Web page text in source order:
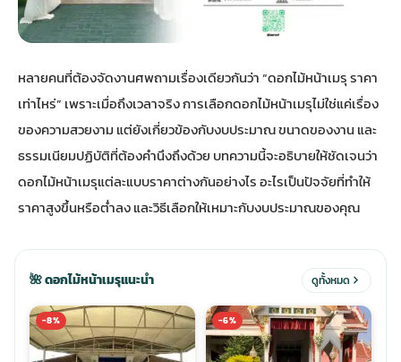
จัดดอกไม้หน้ารูป
จัดดอกไม้หน้าโลง
ดอกไม้ศพ
ดอกไม้งานศพ ส่งด่วน
ดอกไม้งานศพ ปากคลองตลาด
พวงหรีดพระราม 2
พวงหรีด ปากคลองตลาด
พวงหรีดราคาถูก
พวงหรีดดอกไม้สด
สั่งพวงหรีด ออนไลน์
มรุ กรุงเทพ
มรุ ราคาถูก
ม้หน้าเมรุ
ะดับเมรุ
มรุ ออนไลน์
ไม้งานแต่ง แบบสวยๆ
ร้านพวงหรีดพัดลม
พวงหรีดพัดลม ปากคลองตลาด
พวงหรีดพัดลม แบบสวยๆ
จัดงานศพ วัด
ขั้นตอนจัดงานศพ
จัดงานศพ ราคาถูก
หลายคนที่ต้องจัดงานศพถามเรื่องเดียวกันว่า “ดอกไม้หน้าเมรุ ราคา
เท่าไหร่” เพราะเมื่อถึงเวลาจริง การเลือกดอกไม้หน้าเมรุไม่ใช่แค่เรื่อง
ของความสวยงาม แต่ยังเกี่ยวข้องกับงบประมาณ ขนาดของงาน และ
ธรรมเนียมปฏิบัติที่ต้องคำนึงถึงด้วย บทความนี้จะอธิบายให้ชัดเจนว่า
ดอกไม้หน้าเมรุแต่ละแบบราคาต่างกันอย่างไร อะไรเป็นปัจจัยที่ทำให้
ราคาสูงขึ้นหรือต่ำลง และวิธีเลือกให้เหมาะกับงบประมาณของคุณ
🌺 ดอกไม้หน้าเมรุแนะนำ ดูทั้งหมด
-8% -6%